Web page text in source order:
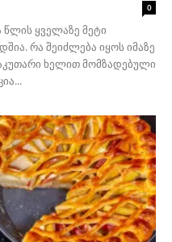
0
წლის ყველაზე მეტი
რა შეიძლება იყოს იმაზე
ხელით მომზადებული